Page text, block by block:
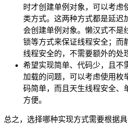
时才创建单例对象，可以考虑
类方式。这两种方式都是延迟
会创建单例对象。懒汉式不是
锁等方式来保证线程安全；而
线程安全的，不需要额外的处
希望实现简单、代码少，且不
加载的问题，可以考虑使用枚
码简单，而且天生线程安全、
方便。
总之，选择哪种实现方式需要根据